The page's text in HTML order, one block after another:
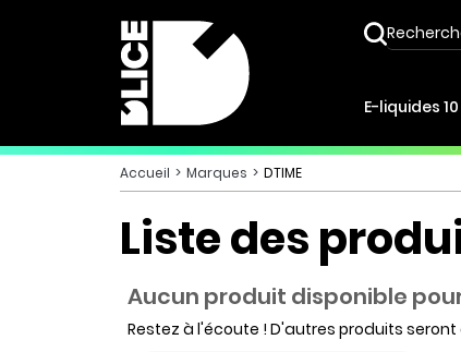
E-liquides
Accueil Marques DTIME
Liste des
Aucun produit disponible
Restez à l'écoute ! D'autres produits